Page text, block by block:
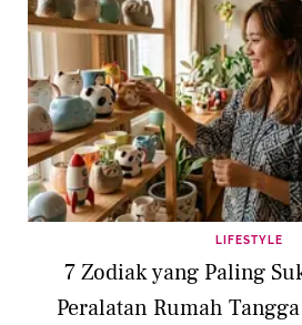
LIFESTYLE
7 Zodiak yang Paling
Peralatan Rumah